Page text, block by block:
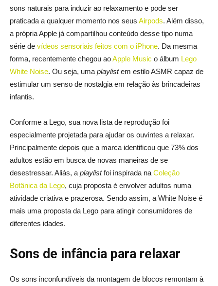
sons naturais para induzir ao relaxamento e pode ser
praticada a qualquer momento nos seus Airpods. Além disso,
a própria Apple já compartilhou conteúdo desse tipo numa
série de vídeos sensoriais feitos com o iPhone. Da mesma
forma, recentemente chegou aoApple Music o álbum Lego
White Noise. Ou seja, uma playlistem estilo ASMR capaz de
estimular um senso de nostalgia em relação às brincadeiras
infantis.
Conforme a Lego, sua nova lista de reprodução foi
especialmente projetada para ajudar os ouvintes a relaxar.
Principalmente depois que a marca identificou que 73% dos
adultos estão em busca de novas maneiras de se
desestressar. Aliás, a playlistfoi inspirada na Coleção
Botânica da Lego, cuja proposta é envolver adultos numa
atividade criativa e prazerosa. Sendo assim, a White Noise é
mais uma proposta da Lego para atingir consumidores de
diferentes idades.
Sons de infância para relaxar
Os sons inconfundíveis da montagem de blocos remontam à